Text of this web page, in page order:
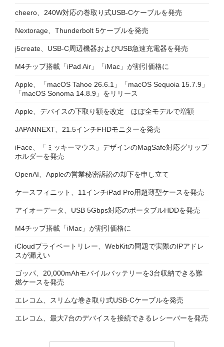
cheero、240W対応の巻取り式USB-Cケーブルを発売
Nextorage、Thunderbolt 5ケーブルを発売
j5create、USB-C周辺機器およびUSB急速充電器を発売
M4チップ搭載「iPad Air」「iMac」が割引価格に
Apple、「macOS Tahoe 26.6.1」「macOS Sequoia 15.7.9」
「macOS Sonoma 14.8.9」をリリース
Apple、デバイスの下取り額を改定 ほぼ全モデルで増額
JAPANNEXT、21.5インチFHDモニターを発売
iFace、「ミッキーマウス」デザインのMagSafe対応グリップ
ホルダーを発売
OpenAI、Appleの営業秘密訴訟の却下を申し立て
ケースフィニット、11インチiPad Pro用超薄型ケースを発売
アイオーデータ、USB 5Gbps対応のポータブルHDDを発売
M4チップ搭載「iMac」が割引価格に
iCloudプライベートリレー、WebKitの問題で実際のIPアドレ
スが漏えい
ゴッパ、20,000mAhモバイルバッテリーを3台収納できる難
燃ケースを発売
エレコム、スリムな巻き取り式USB-Cケーブルを発売
エレコム、最大7台のデバイスを接続できるレシーバーを発売